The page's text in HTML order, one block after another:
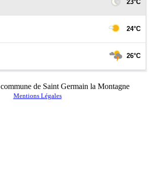
de Saint Germain la Montagne
Mentions Légales